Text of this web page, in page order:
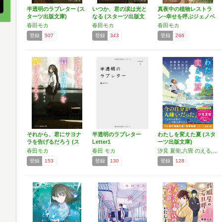
半透明のラブレター (ス
ターツ出版文庫)
春田モカ
登録 507
いつか、君の涙は光と
なる (スターツ出版文
庫)
春田モカ
登録 343
真夜中の植物レストラ
ン~幸せを呼ぶジェノベ
ー…
春田モカ
登録 266
それから、君にサヨナ
ラを告げるだろう (ス
タ…
春田モカ
登録 153
半透明のラブレター
Letter1
春田 モカ
登録 130
わたしを変えた夏 (スタ
ーツ出版文庫)
登録 128